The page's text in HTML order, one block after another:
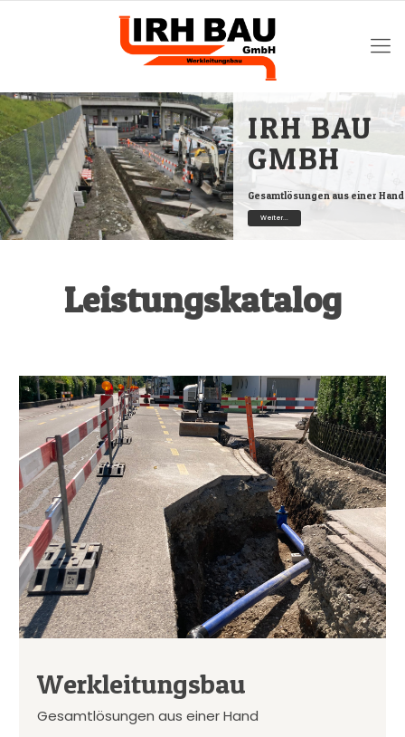
IRH BAU
GMBH
Gesamtlösungen aus einer
Weiter...
Leistungskatalog
Werkleitungsbau
Gesamtlösungen aus einer Hand